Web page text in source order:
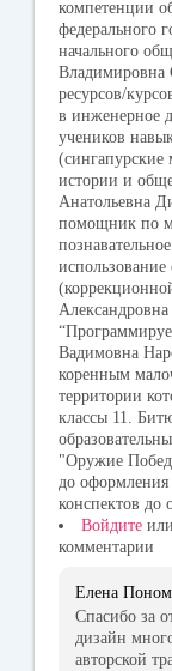
компетенции
федерального
начального
Владимировна
ресурсов/
в инженерное
учеников
(сингапурские
истории и
Анатольевна
помощник по
Вадимовна
коренным
территории
классы 11.
"Оружие
до оформления
конспектов до
Войдите или
комментарии
Елена
Спасибо за
дизайн
авторской